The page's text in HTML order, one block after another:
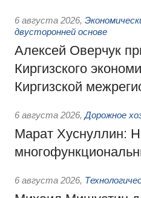
6 августа 2026,
двусторонней основе
Алексей Оверчук
Киргизского
Киргизской
6 августа 2026, Дорожное
Марат Хуснуллин:
6 августа 2026,